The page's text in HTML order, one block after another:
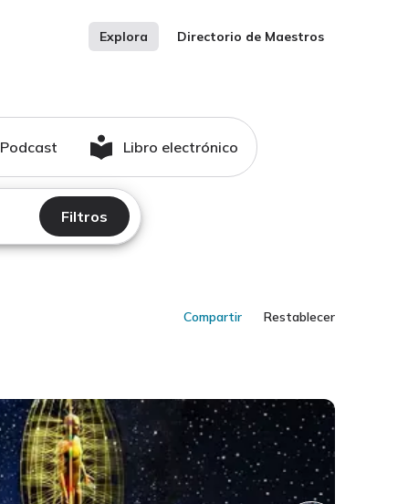
Explora Directorio de Maestros
Podcast Libro electrónico
Filtros
Compartir Restablecer